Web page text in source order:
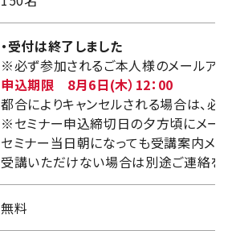
・受付は終了しました
※必ず参加されるご本人様のメールアド
申込期限 8月6日(木）12：00
都合によりキャンセルされる場合は、必
※セミナー申込締切日の夕方頃にメー
セミナー当日朝になっても受講案内メ
受講いただけない場合は別途ご連絡を
無料